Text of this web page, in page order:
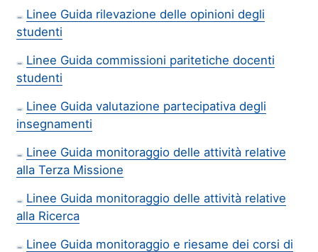
PDF
Linee Guida rilevazione delle opinioni degli
studenti
PDF
Linee Guida commissioni paritetiche docenti
studenti
PDF
Linee Guida valutazione partecipativa degli
insegnamenti
PDF
Linee Guida monitoraggio delle attività relative
alla Terza Missione
PDF
Linee Guida monitoraggio delle attività relative
alla Ricerca
PDF
Linee Guida monitoraggio e riesame dei corsi di